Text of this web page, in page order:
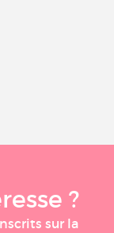
?
sur la